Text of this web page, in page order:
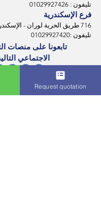
تابعونا على منصات
الاجتماعي
تليفون : 01029927426
فرع الإسكندرية
716 طريق الحرية لوران - الإسكندرية
تليفون :01029927420
الفروع
Request quotation